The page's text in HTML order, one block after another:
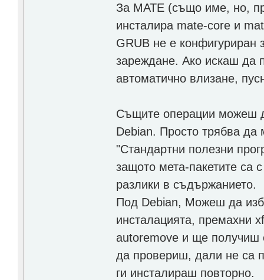
За МАТЕ (също име, но,
инсталира mate-core и
GRUB не е конфигуриран
зареждане. Ако искаш да
автоматично влизане,
Същите операции можеш
Debian. Просто трябва да
"Стандартни полезни
защото мета-пакетите са
разлики в съдържанието.
Под Debian, Можеш да
инсталацията, премахни
autoremove и ще получиш
да провериш, дали не са
ги инсталираш повторно.